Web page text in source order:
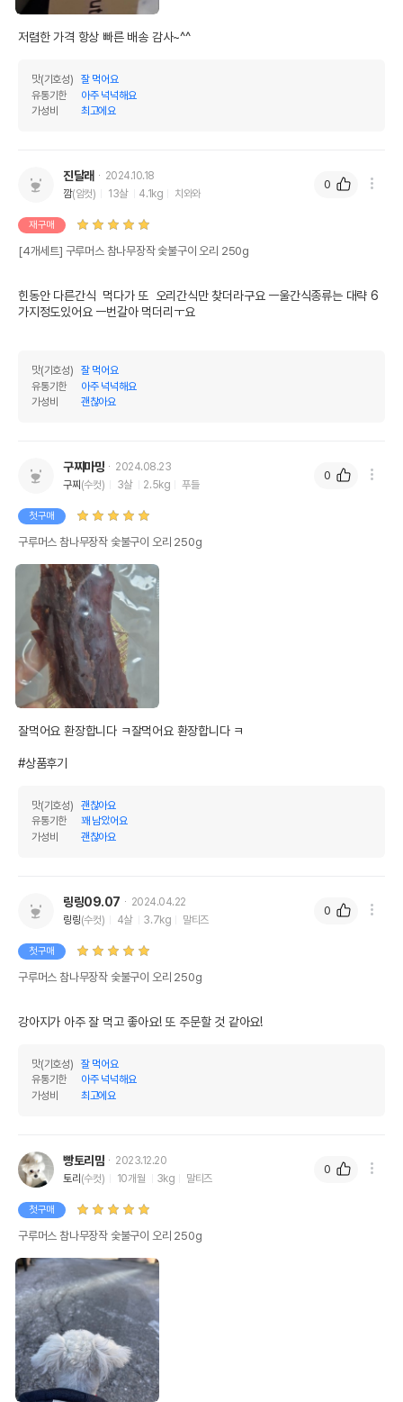
저렴한 가격 항상 빠른 배송 감사~^^
맛(기호성)
잘 먹어요
유통기한
아주 넉넉해요
가성비
최고에요
진달래
2024.10.18
깜(암컷) 13살 4.1kg 치와와
재구매
[4개세트] 구루머스 참나무장작 숯불구이 오리 250g
힌동안 다른간식  먹다가 또  오리간식만 찾더라구요 ㅡ울간식종류는 대략 6
가지정도있어요 ㅡ번갈아 먹더리ㅜ요
맛(기호성)
잘 먹어요
유통기한
아주 넉넉해요
가성비
괜찮아요
0
구찌마망
2024.08.23
구찌(수컷) 3살 2.5kg 푸들
첫구매
구루머스 참나무장작 숯불구이 오리 250g
잘먹어요 환장합니다 ㅋ잘먹어요 환장합니다 ㅋ
#상품후기
맛(기호성)
괜찮아요
유통기한
꽤 남았어요
가성비
괜찮아요
0
링링09.07
2024.04.22
링링(수컷) 4살 3.7kg 말티즈
첫구매
구루머스 참나무장작 숯불구이 오리 250g
강아지가 아주 잘 먹고 좋아요! 또 주문할 것 같아요!
맛(기호성)
잘 먹어요
유통기한
아주 넉넉해요
가성비
최고에요
0
빵토리맘
2023.12.20
토리(수컷) 10개월 3kg 말티즈
첫구매
구루머스 참나무장작 숯불구이 오리 250g
0